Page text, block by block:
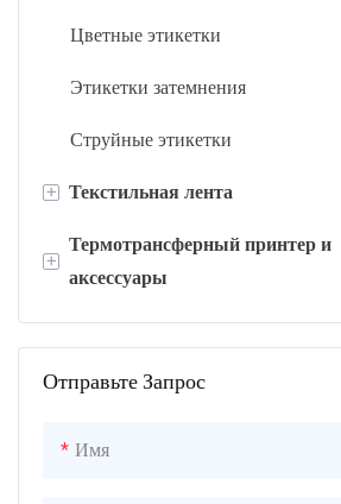
Металлическая термотрансферная
Цветные этикетки
Этикетки затемнения
Струйные этикетки
+ Текстильная лента
Атласная лента
+ Термотрансферный принтер и
аксессуары
Термотрансферный принтер
Головка термотрансферного
Отправьте Запрос
Имя